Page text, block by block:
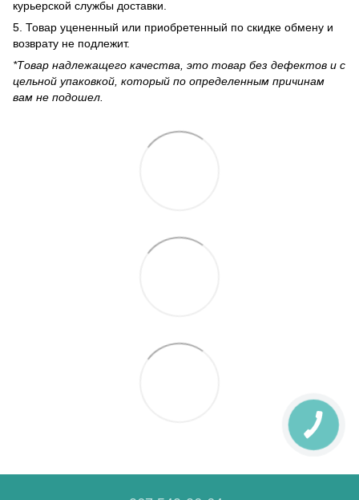
курьерской службы доставки.
5. Товар уцененный или приобретенный по скидке обмену и
возврату не подлежит.
*Товар надлежащего качества, это товар без дефектов и с
цельной упаковкой, который по определенным причинам
вам не подошел.